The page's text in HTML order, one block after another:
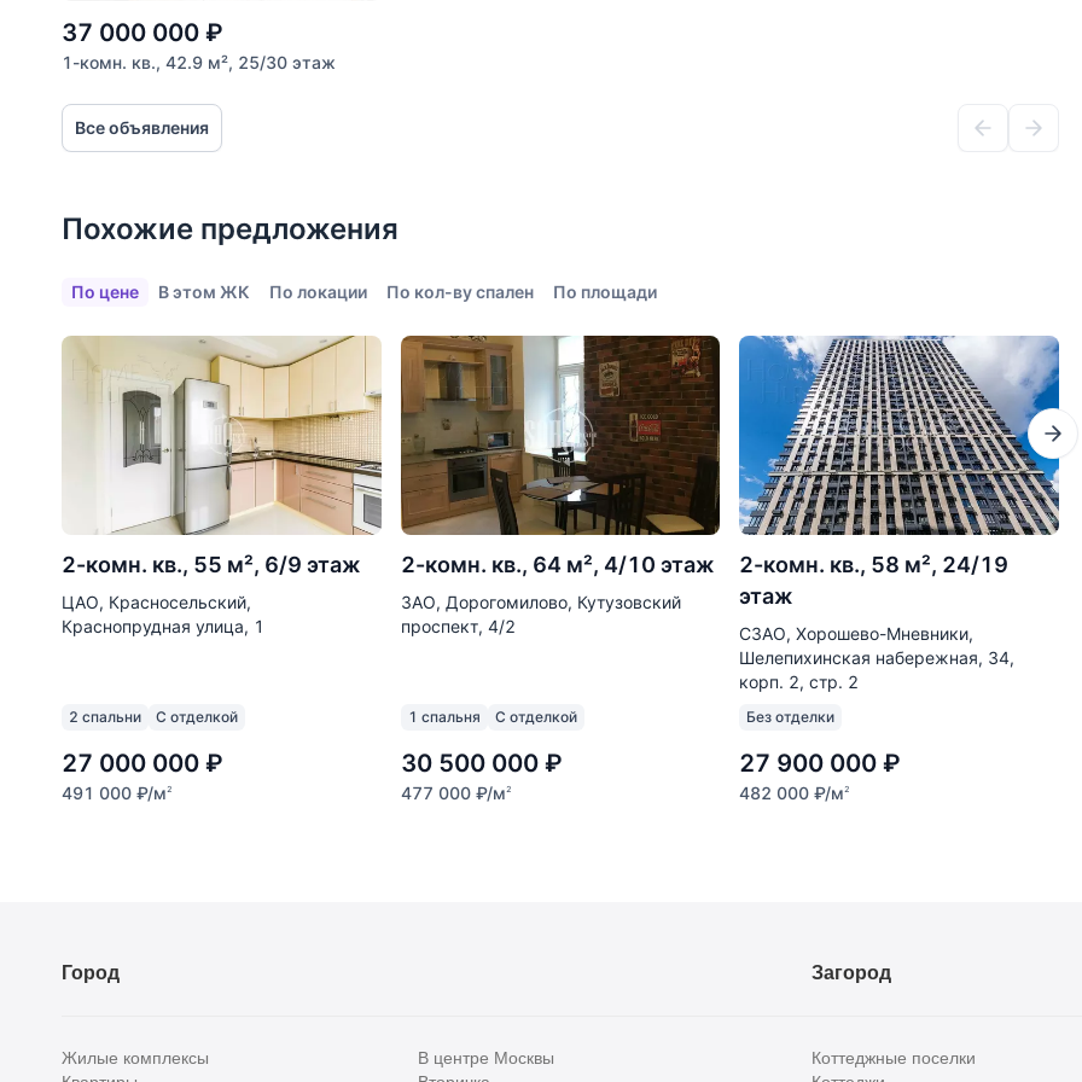
Больницы
Салоны красоты
Торговые центры
Фитнесы
Все объекты
37 000 000 ₽
1-комн. кв., 42.9 м², 25/30 этаж
Все объявления
Похожие предложения
По цене В этом ЖК По локации По кол-ву спален По площади
2-комн. кв., 55 м², 6/9 этаж
ЦАО, Красносельский,
Краснопрудная улица, 1
2 спальни С отделкой
27 000 000 ₽
491 000 ₽/м2
2-комн. кв., 64 м², 4/10 этаж
ЗАО, Дорогомилово, Кутузовский
проспект, 4/2
1 спальня С отделкой
30 500 000 ₽
477 000 ₽/м2
2-комн. кв., 58 м², 24/19
этаж
СЗАО, Хорошево-Мневники,
Шелепихинская набережная, 34,
корп. 2, стр. 2
Без отделки
27 900 000 ₽
482 000 ₽/м2
Город
Жилые комплексы
В центре Москвы
Загород
Коттеджные поселки